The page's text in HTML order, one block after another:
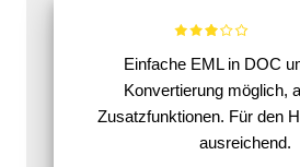
Einfache EML in DOC
Konvertierung möglich,
Zusatzfunktionen. Für den
ausreichend.